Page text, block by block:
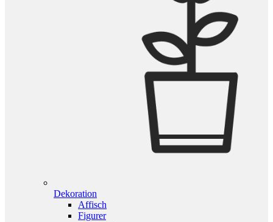
Dekoration
Affisch
Figurer